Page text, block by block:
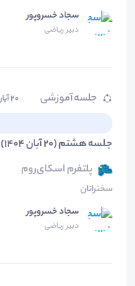
سجاد خسروپور
دبیر ریاضی
جلسه آموزشی
۲۰ آبان - ۱۵:۳۰ تا ۱۷:۰۰
جلسه هشتم (20 آبان 1404)
پلتفرم اسکای‌روم
سخنرانان
سجاد خسروپور
دبیر ریاضی